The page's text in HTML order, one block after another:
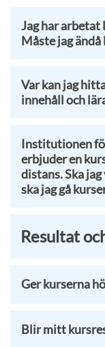
Jag har
Måste jag ändå
Var kan jag
innehåll och
Institutionen
erbjuder en
distans. Ska
ska jag gå
Resultat
Ger kurserna
Blir mitt